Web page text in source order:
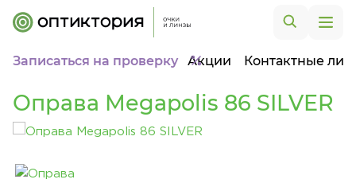
Записаться на проверку Акции Контактные
Оправа Megapolis 86 SILVER